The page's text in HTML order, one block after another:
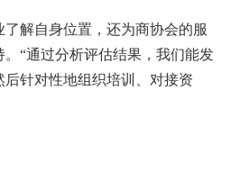
解自身位置，还为商协会的服
“通过分析评估结果，我们能发
针对性地组织培训、对接资